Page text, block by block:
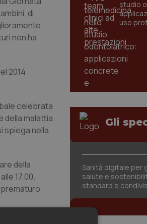
di
non ha
2014
celebrata
della malattia
spiega nella
della
17,00.
prematuro
studio
uso
Gli
Sanità digitale per
salute e
standard e